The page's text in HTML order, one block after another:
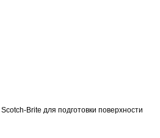
Brite для подготовки поверхности